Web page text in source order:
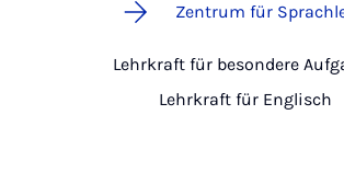
Zentrum für
Lehrkraft für besondere
Lehrkraft für Englisch